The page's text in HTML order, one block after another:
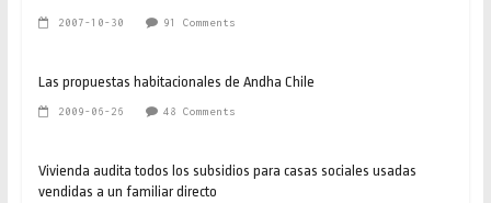
2007-10-30 91 Comments
Las propuestas habitacionales de Andha Chile
2009-06-26 48 Comments
Vivienda audita todos los subsidios para casas sociales usadas
vendidas a un familiar directo